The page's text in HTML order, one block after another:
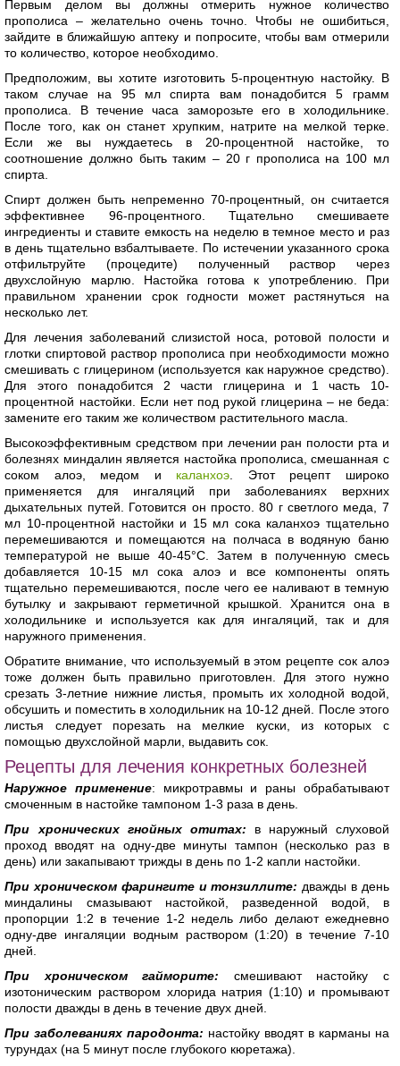
Первым делом вы должны отмерить нужное количество
прополиса – желательно очень точно. Чтобы не ошибиться,
зайдите в ближайшую аптеку и попросите, чтобы вам отмерили
то количество, которое необходимо.
Предположим, вы хотите изготовить 5-процентную настойку. В
таком случае на 95 мл спирта вам понадобится 5 грамм
прополиса. В течение часа заморозьте его в холодильнике.
После того, как он станет хрупким, натрите на мелкой терке.
Если же вы нуждаетесь в 20-процентной настойке, то
соотношение должно быть таким – 20 г прополиса на 100 мл
спирта.
Спирт должен быть непременно 70-процентный, он считается
эффективнее 96-процентного. Тщательно смешиваете
ингредиенты и ставите емкость на неделю в темное место и раз
в день тщательно взбалтываете. По истечении указанного срока
отфильтруйте (процедите) полученный раствор через
двухслойную марлю. Настойка готова к употреблению. При
правильном хранении срок годности может растянуться на
несколько лет.
Для лечения заболеваний слизистой носа, ротовой полости и
глотки спиртовой раствор прополиса при необходимости можно
смешивать с глицерином (используется как наружное средство).
Для этого понадобится 2 части глицерина и 1 часть 10-
процентной настойки. Если нет под рукой глицерина – не беда:
замените его таким же количеством растительного масла.
Высокоэффективным средством при лечении ран полости рта и
болезнях миндалин является настойка прополиса, смешанная с
соком алоэ, медом и каланхоэ. Этот рецепт широко
применяется для ингаляций при заболеваниях верхних
дыхательных путей. Готовится он просто. 80 г светлого меда, 7
мл 10-процентной настойки и 15 мл сока каланхоэ тщательно
перемешиваются и помещаются на полчаса в водяную баню
температурой не выше 40-45°С. Затем в полученную смесь
добавляется 10-15 мл сока алоэ и все компоненты опять
тщательно перемешиваются, после чего ее наливают в темную
бутылку и закрывают герметичной крышкой. Хранится она в
холодильнике и используется как для ингаляций, так и для
наружного применения.
Обратите внимание, что используемый в этом рецепте сок алоэ
тоже должен быть правильно приготовлен. Для этого нужно
срезать 3-летние нижние листья, промыть их холодной водой,
обсушить и поместить в холодильник на 10-12 дней. После этого
листья следует порезать на мелкие куски, из которых с
помощью двухслойной марли, выдавить сок.
Рецепты для лечения конкретных болезней
Наружное применение: микротравмы и раны обрабатывают
смоченным в настойке тампоном 1-3 раза в день.
При хронических гнойных отитах: в наружный слуховой
проход вводят на одну-две минуты тампон (несколько раз в
день) или закапывают трижды в день по 1-2 капли настойки.
При хроническом фарингите и тонзиллите: дважды в день
миндалины смазывают настойкой, разведенной водой, в
пропорции 1:2 в течение 1-2 недель либо делают ежедневно
одну-две ингаляции водным раствором (1:20) в течение 7-10
дней.
При хроническом гайморите: смешивают настойку с
изотоническим раствором хлорида натрия (1:10) и промывают
полости дважды в день в течение двух дней.
При заболеваниях пародонта: настойку вводят в карманы на
турундах (на 5 минут после глубокого кюретажа).